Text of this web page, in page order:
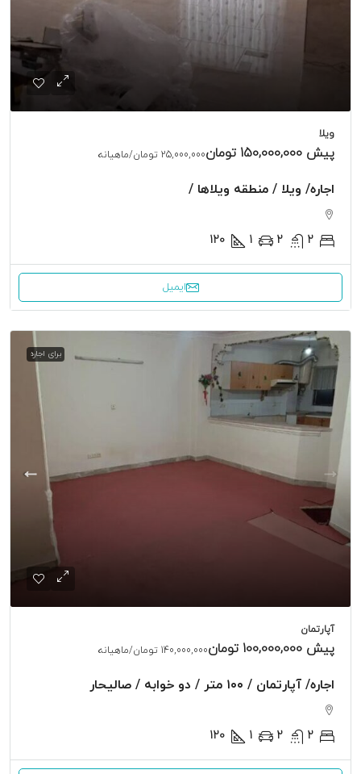
ویلا
پیش 150,000,000 تومان 25,000,000 تومان /ماهیانه
اجاره/ ویلا / منطقه ویلاها /
2
2
1
120
ایمیل
برای اجاره
آپارتمان
پیش 100,000,000 تومان 140,000,000 تومان /ماهیانه
اجاره/ آپارتمان / ۱۰۰ متر / دو خوابه / صالیحار
2
2
1
120